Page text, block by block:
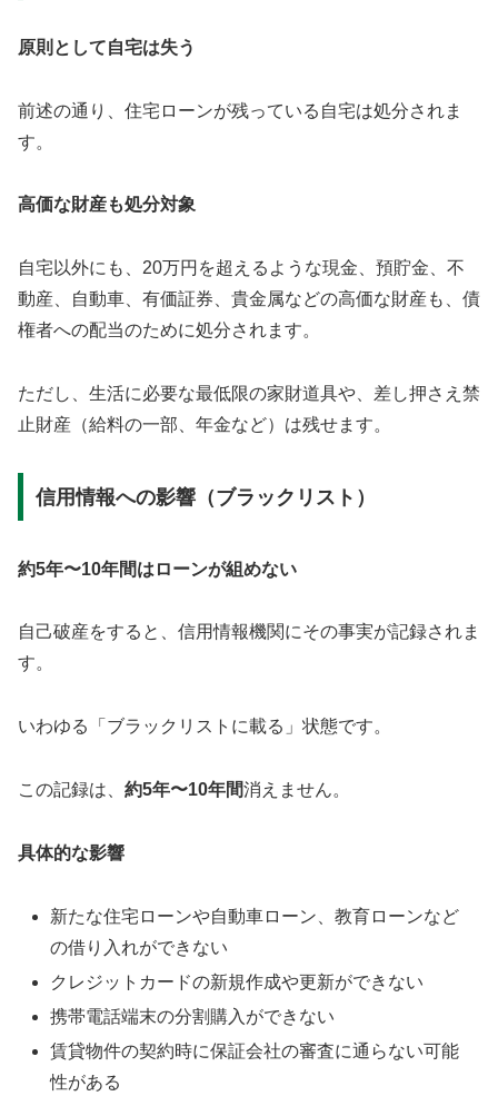
原則として自宅は失う
前述の通り、住宅ローンが残っている自宅は処分されま
す。
高価な財産も処分対象
自宅以外にも、20万円を超えるような現金、預貯金、不
動産、自動車、有価証券、貴金属などの高価な財産も、債
権者への配当のために処分されます。
ただし、生活に必要な最低限の家財道具や、差し押さえ禁
止財産（給料の一部、年金など）は残せます。
信用情報への影響（ブラックリスト）
約5年〜10年間はローンが組めない
自己破産をすると、信用情報機関にその事実が記録されま
す。
いわゆる「ブラックリストに載る」状態です。
この記録は、 約5年〜10年間消えません。
具体的な影響
新たな住宅ローンや自動車ローン、教育ローンなど
の借り入れができない
クレジットカードの新規作成や更新ができない
携帯電話端末の分割購入ができない
賃貸物件の契約時に保証会社の審査に通らない可能
性がある